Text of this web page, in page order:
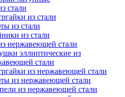
стали
из стали
из стали
из стали
нержавеющей стали
эллиптические из
стали
из нержавеющей стали
из нержавеющей стали
из нержавеющей стали